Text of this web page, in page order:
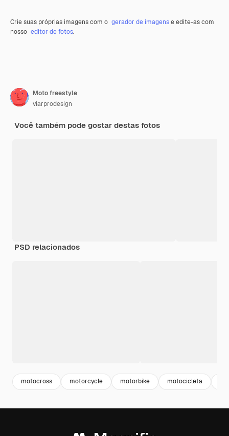
Crie suas próprias imagens com o gerador de imagense edite-as com
nosso editor de fotos.
Moto freestyle
viarprodesign
Você também pode gostar destas fotos
PSD relacionados
motocross motorcycle motorbike motocicleta